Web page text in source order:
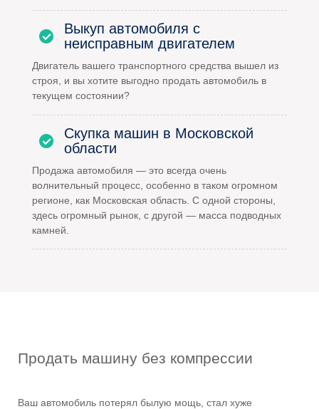
Выкуп автомобиля с
неисправным двигателем
Двигатель вашего транспортного средства вышел из
строя, и вы хотите выгодно продать автомобиль в
текущем состоянии?
Скупка машин в Московской
области
Продажа автомобиля — это всегда очень
волнительный процесс, особенно в таком огромном
регионе, как Московская область. С одной стороны,
здесь огромный рынок, с другой — масса подводных
камней.
Продать машину без компрессии
Ваш автомобиль потерял былую мощь, стал хуже